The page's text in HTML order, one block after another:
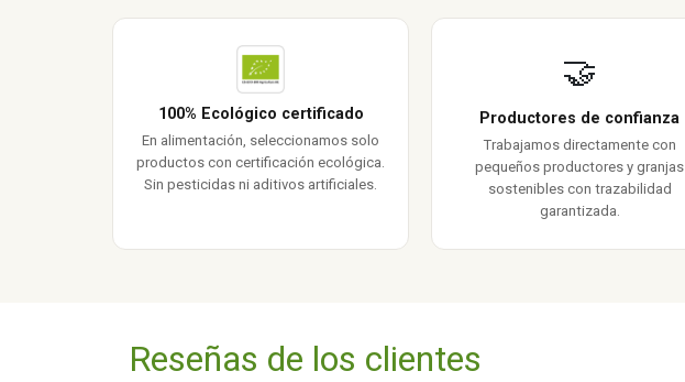
100% Ecológico certificado
En alimentación, seleccionamos solo
productos con certificación ecológica.
Sin pesticidas ni aditivos artificiales.
🤝
Productores de confianza
Trabajamos directamente con
pequeños productores y granjas
sostenibles con trazabilidad
garantizada.
Reseñas de los clientes